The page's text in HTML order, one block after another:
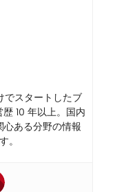
でスタートしたブ
10 年以上。国内
心ある分野の情報
。